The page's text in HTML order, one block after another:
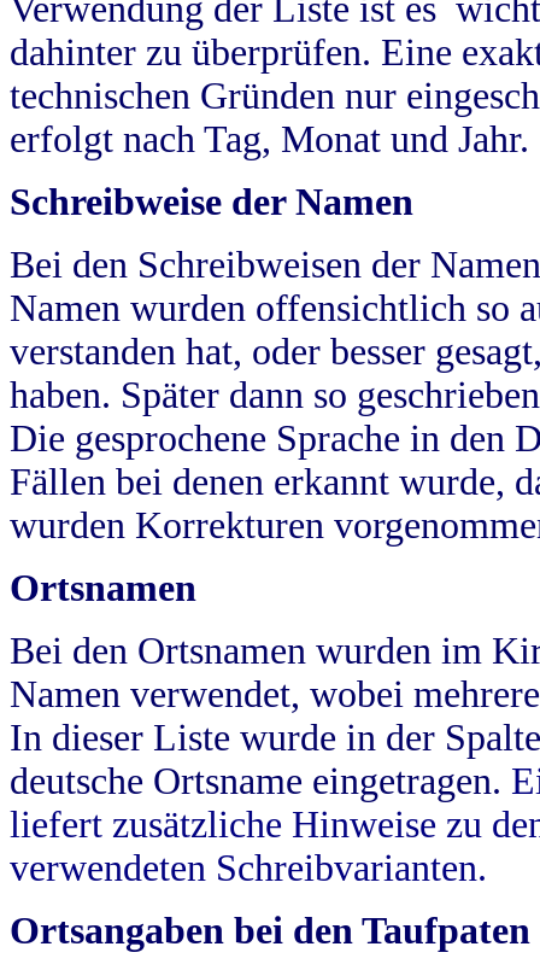
Verwendung der Liste ist es
dahinter zu überprüfen. Eine
technischen Gründen nur
erfolgt nach Tag, Monat und Jahr.
Schreibweise der Namen
Bei den Schreibweisen der
Namen wurden offensichtlich so
verstanden hat, oder besser
haben. Später dann so
Die gesprochene Sprache in
Fällen bei denen erkannt wurde,
wurden Korrekturen
Ortsnamen
Bei den Ortsnamen wurden im
Namen verwendet, wobei
In dieser Liste wurde in der
deutsche Ortsname eingetragen.
liefert zusätzliche Hinweise zu
verwendeten Schreibvarianten.
Ortsangaben bei den Taufpaten